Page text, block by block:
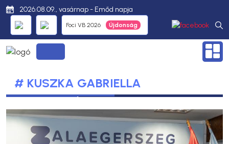
2026.08.09., vasárnap - Emőd napja
Foci VB 2026
# KUSZKA GABRIELLA